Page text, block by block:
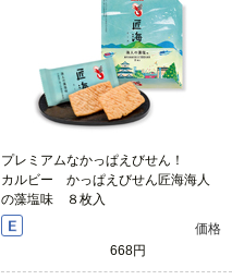
プレミアムなかっぱえびせん！
カルビー かっぱえびせん匠海海人
の藻塩味 ８枚入
価格
668円